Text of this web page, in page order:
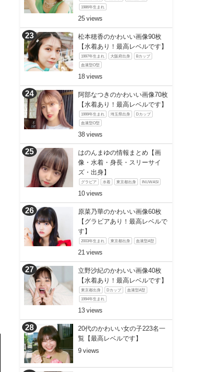
1986年生まれ
25
松本穂香のかわいい画像90枚
【水着あり！最高レベルです】
1997年生まれ 大阪府出身 Bカップ
血液型O型
18
阿部なつきのかわいい画像70枚
【水着あり！最高レベルです】
1999年生まれ 埼玉県出身 Dカップ
血液型O型
38
はのんまゆの情報まとめ【画
像・水着・身長・スリーサイ
ズ・出身】
グラビア 水着 東京都出身 INUWASI
10
原菜乃華のかわいい画像60枚
【グラビアあり！最高レベルで
す】
2003年生まれ 東京都出身 血液型A型
21
立野沙紀のかわいい画像40枚
【水着あり！最高レベルです】
東京都出身 Dカップ 血液型A型
1994年生まれ
13
20代のかわいい女の子223名一
覧【最高レベルです】
9